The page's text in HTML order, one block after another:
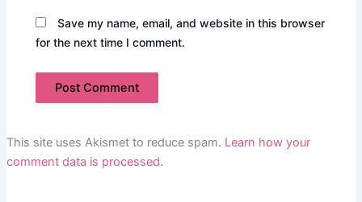
Save my name, email, and website in this browser
for the next time I comment.
This site uses Akismet to reduce spam. Learn how your
comment data is processed.